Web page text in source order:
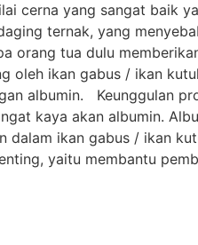
cerna yang sangat baik
ternak, yang
orang tua dulu
oleh ikan gabus / ikan
albumin. Keunggulan
kaya akan albumin.
dalam ikan gabus / ikan
yaitu membantu